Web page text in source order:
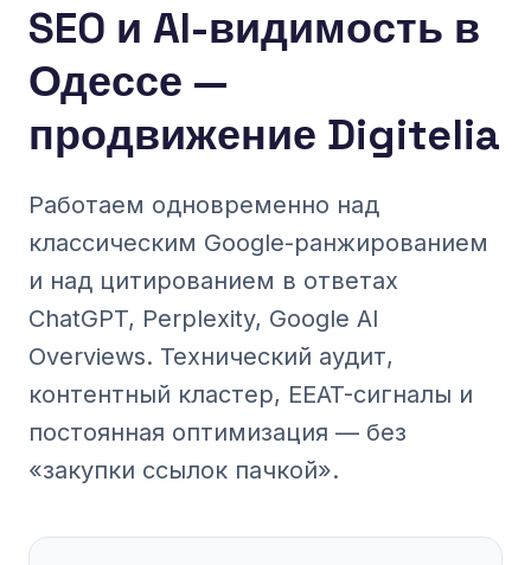
SEO и AI-видимость в
Одессе —
продвижение Digitelia
Работаем одновременно над
классическим Google-ранжированием
и над цитированием в ответах
ChatGPT, Perplexity, Google AI
Overviews. Технический аудит,
контентный кластер, EEAT-сигналы и
постоянная оптимизация — без
«закупки ссылок пачкой».